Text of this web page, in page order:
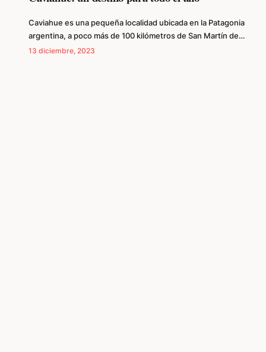
Caviahue es una pequeña localidad ubicada en la Patagonia
argentina, a poco más de 100 kilómetros de San Martín de…
13 diciembre, 2023